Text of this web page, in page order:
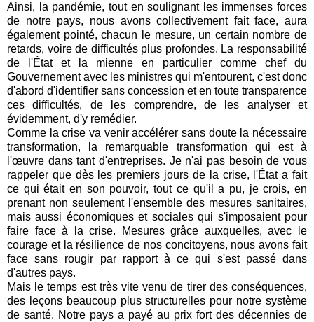
Ainsi, la pandémie, tout en soulignant les immenses forces
de notre pays, nous avons collectivement fait face, aura
également pointé, chacun le mesure, un certain nombre de
retards, voire de difficultés plus profondes. La responsabilité
de l'État et la mienne en particulier comme chef du
Gouvernement avec les ministres qui m'entourent, c'est donc
d'abord d'identifier sans concession et en toute transparence
ces difficultés, de les comprendre, de les analyser et
évidemment, d'y remédier.
Comme la crise va venir accélérer sans doute la nécessaire
transformation, la remarquable transformation qui est à
l'œuvre dans tant d'entreprises. Je n'ai pas besoin de vous
rappeler que dès les premiers jours de la crise, l'État a fait
ce qui était en son pouvoir, tout ce qu'il a pu, je crois, en
prenant non seulement l'ensemble des mesures sanitaires,
mais aussi économiques et sociales qui s'imposaient pour
faire face à la crise. Mesures grâce auxquelles, avec le
courage et la résilience de nos concitoyens, nous avons fait
face sans rougir par rapport à ce qui s'est passé dans
d'autres pays.
Mais le temps est très vite venu de tirer des conséquences,
des leçons beaucoup plus structurelles pour notre système
de santé. Notre pays a payé au prix fort des décennies de